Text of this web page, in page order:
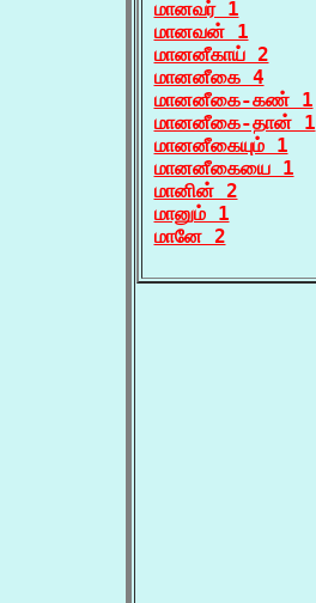
மானவர் 1
மானவன் 1
மானனீகாய் 2
மானனீகை 4
மானனீகை-கண் 1
மானனீகை-தான் 1
மானனீகையும் 1
மானனீகையை 1
மானின் 2
மானும் 1
மானே 2